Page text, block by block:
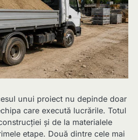
unui proiect nu depinde doar
care execută lucrările. Totul
și de la materialele
etape. Două dintre cele mai